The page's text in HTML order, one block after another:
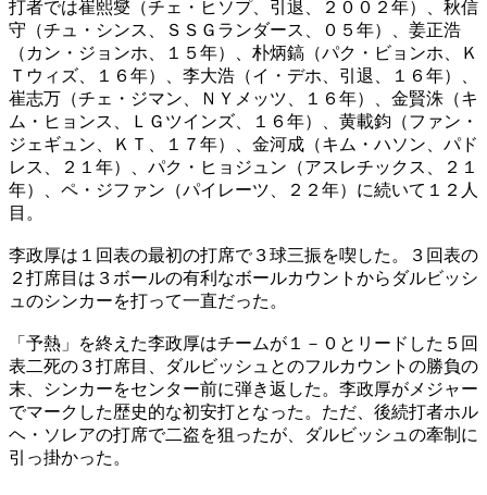
打者では崔熙燮（チェ・ヒソプ、引退、２００２年）、秋信
守（チュ・シンス、ＳＳＧランダース、０５年）、姜正浩
（カン・ジョンホ、１５年）、朴炳鎬（パク・ビョンホ、Ｋ
Ｔウィズ、１６年）、李大浩（イ・デホ、引退、１６年）、
崔志万（チェ・ジマン、ＮＹメッツ、１６年）、金賢洙（キ
ム・ヒョンス、ＬＧツインズ、１６年）、黄載鈞（ファン・
ジェギュン、ＫＴ、１７年）、金河成（キム・ハソン、パド
レス、２１年）、パク・ヒョジュン（アスレチックス、２１
年）、ペ・ジファン（パイレーツ、２２年）に続いて１２人
目。
李政厚は１回表の最初の打席で３球三振を喫した。３回表の
２打席目は３ボールの有利なボールカウントからダルビッシ
ュのシンカーを打って一直だった。
「予熱」を終えた李政厚はチームが１－０とリードした５回
表二死の３打席目、ダルビッシュとのフルカウントの勝負の
末、シンカーをセンター前に弾き返した。李政厚がメジャー
でマークした歴史的な初安打となった。ただ、後続打者ホル
ヘ・ソレアの打席で二盗を狙ったが、ダルビッシュの牽制に
引っ掛かった。